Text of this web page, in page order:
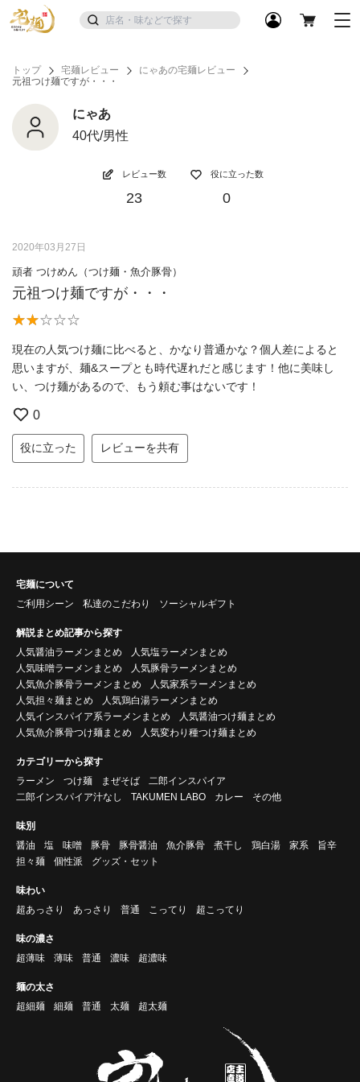
トップ 宅麺レビュー
にゃあの宅麺レビュー
元祖つけ麺ですが・・・
にゃあ
40代/男性
レビュー数
23
役に立った数
0
2020年03月27日
頑者 つけめん（つけ麺・魚介豚骨）
元祖つけ麺ですが・・・
現在の人気つけ麺に比べると、かなり普通かな？個人差によると
思いますが、麺&スープとも時代遅れだと感じます！他に美味し
い、つけ麺があるので、もう頼む事はないです！
0
役に立った レビューを共有
宅麺について
ご利用シーン
私達のこだわり ソーシャルギフト
解説まとめ記事から探す
人気醤油ラーメンまとめ
人気塩ラーメンまとめ
人気味噌ラーメンまとめ
人気豚骨ラーメンまとめ
人気魚介豚骨ラーメンまとめ
人気家系ラーメンまとめ
人気担々麺まとめ
人気鶏白湯ラーメンまとめ
人気インスパイア系ラーメンまとめ
人気醤油つけ麺まとめ
人気魚介豚骨つけ麺まとめ
人気変わり種つけ麺まとめ
カテゴリーから探す
ラーメン
つけ麺 まぜそば
二郎インスパイア
二郎インスパイア汁なし
TAKUMEN LABO カレー その他
味別
醤油
塩 味噌 豚骨 豚骨醤油 魚介豚骨 煮干し 鶏白湯 家系
旨辛
担々麺
個性派 グッズ・セット
味わい
超あっさり
あっさり 普通 こってり 超こってり
味の濃さ
超薄味
薄味 普通 濃味 超濃味
麺の太さ
超細麺
細麺 普通 太麺 超太麺